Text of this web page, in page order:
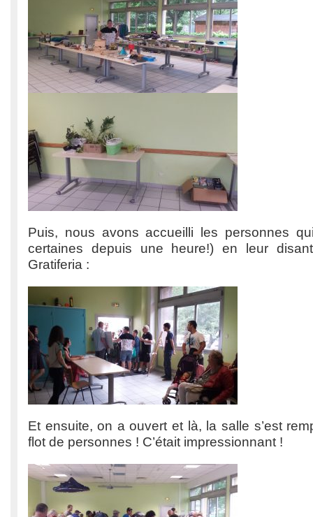
Puis, nous avons accueilli les personnes
certaines depuis une heure!) en leur
Gratiferia :
Et ensuite, on a ouvert et là, la salle s’est
flot de personnes ! C’était impressionnant !